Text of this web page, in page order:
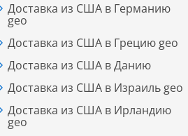
Доставка из США в Германию
geo
Доставка из США в Грецию geo
Доставка из США в Данию
Доставка из США в Израиль geo
Доставка из США в Ирландию
geo